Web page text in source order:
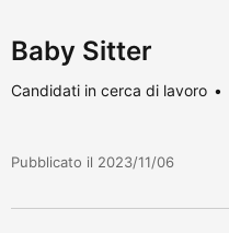
Baby Sitter
Candidati in cerca di lavoro
Pubblicato il 2023/11/06